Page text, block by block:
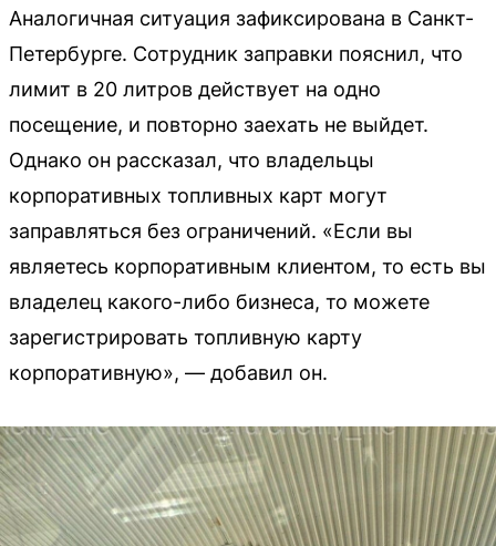
Аналогичная ситуация зафиксирована в Санкт-
Петербурге. Сотрудник заправки пояснил, что
лимит в 20 литров действует на одно
посещение, и повторно заехать не выйдет.
Однако он рассказал, что владельцы
корпоративных топливных карт могут
заправляться без ограничений. «Если вы
являетесь корпоративным клиентом, то есть вы
владелец какого-либо бизнеса, то можете
зарегистрировать топливную карту
корпоративную», — добавил он.